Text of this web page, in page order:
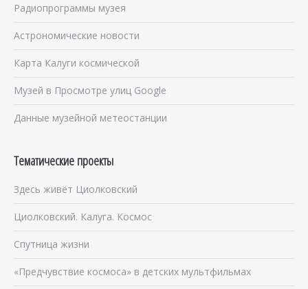
Радиопрограммы музея
Астрономические новости
Карта Калуги космической
Музей в Просмотре улиц Google
Данные музейной метеостанции
Тематические проекты
Здесь живёт Циолковский
Циолковский. Калуга. Космос
Спутница жизни
«Предчувствие космоса» в детских мультфильмах